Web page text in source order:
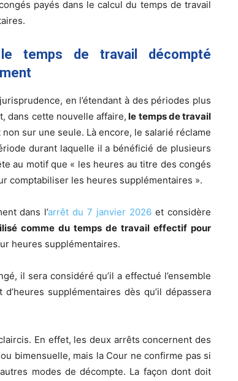
payés dans le calcul du temps de travail
temps de travail décompté
en l’étendant à des périodes plus
dans cette nouvelle affaire, le temps de travail
non sur une seule. Là encore, le salarié réclame
durant laquelle il a bénéficié de plusieurs
au motif que « les heures au titre des congés
comptabiliser les heures supplémentaires ».
dans l’arrêt du 7 janvier 2026et considère
comme du temps de travail effectif pour
heures supplémentaires.
il sera considéré qu’il a effectué l’ensemble
supplémentaires dès qu’il dépassera
En effet, les deux arrêts concernent des
bimensuelle, mais la Cour ne confirme pas si
modes de décompte. La façon dont doit